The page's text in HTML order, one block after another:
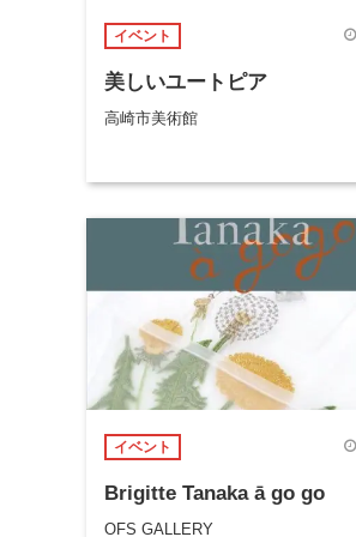
イベント
美しいユートピア
高崎市美術館
イベント
Brigitte Tanaka ā go go
OFS GALLERY